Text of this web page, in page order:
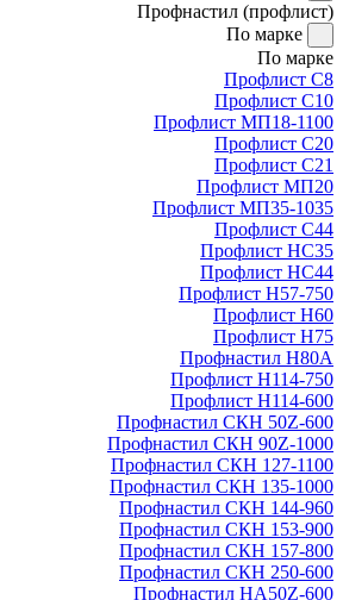
Профнастил (профлист)
По марке
По марке
Профлист С8
Профлист С10
Профлист МП18-1100
Профлист С20
Профлист С21
Профлист МП20
Профлист МП35-1035
Профлист С44
Профлист НС35
Профлист НС44
Профлист Н57-750
Профлист Н60
Профлист Н75
Профнастил Н80А
Профлист Н114-750
Профлист Н114-600
Профнастил СКН 50Z-600
Профнастил СКН 90Z-1000
Профнастил СКН 127-1100
Профнастил СКН 135-1000
Профнастил СКН 144-960
Профнастил СКН 153-900
Профнастил СКН 157-800
Профнастил СКН 250-600
Профнастил НА50Z-600